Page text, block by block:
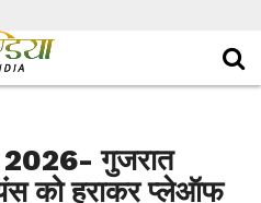
2026- गुजरात
को हराकर प्लेऑफ